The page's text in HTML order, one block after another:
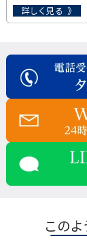
詳しく見る 》
この